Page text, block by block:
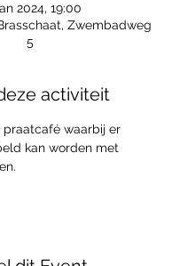
2024, 19:00
Zwembadweg
5
activiteit
praatcafé waarbij er
kan worden met